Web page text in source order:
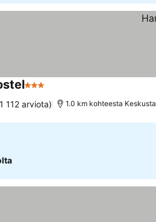
3 Tähtiluokitus
112 arviota) 1.0 km kohteesta Keskusta